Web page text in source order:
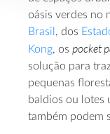
oásis verdes no
Brasil , dos
Kong, os pocket
solução para
pequenas
baldios ou lotes
também podem